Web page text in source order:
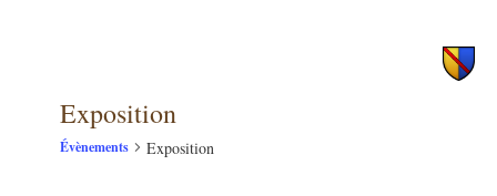
Exposition
Évènements Exposition